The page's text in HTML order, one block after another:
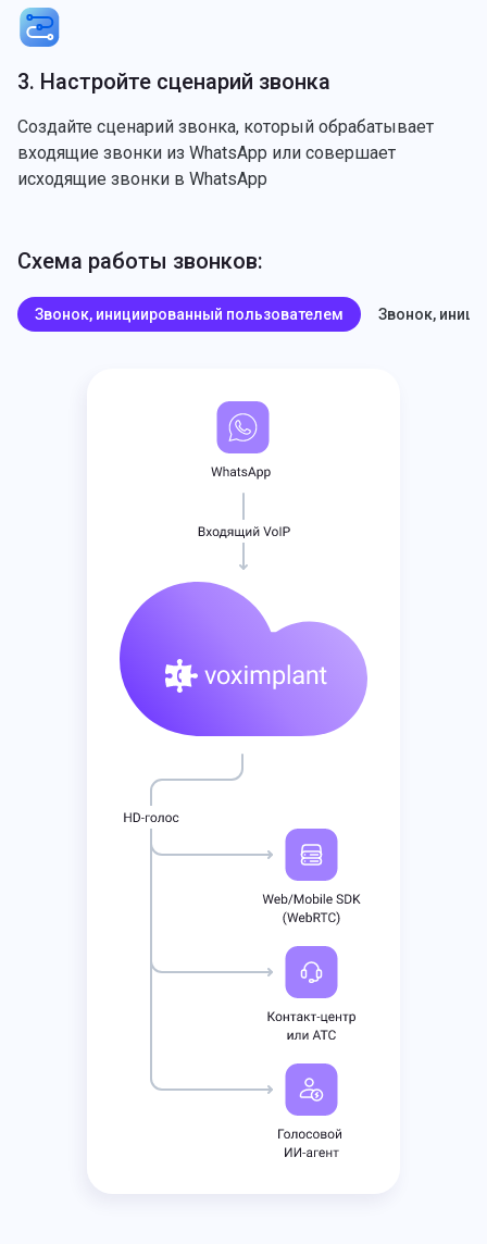
3. Настройте сценарий звонка
Создайте сценарий звонка, который обрабатывает
входящие звонки из WhatsApp или совершает
исходящие звонки в WhatsApp
Схема работы звонков:
Звонок, инициированный пользователем Звонок,